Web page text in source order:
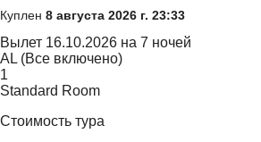
Куплен 8 августа 2026 г. 23:33
Вылет 16.10.2026 на 7 ночей
AL (Все включено)
1
Standard Room
Стоимость тура